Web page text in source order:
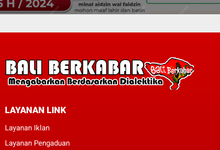
LAYANAN LINK
Layanan Iklan
Layanan Pengaduan